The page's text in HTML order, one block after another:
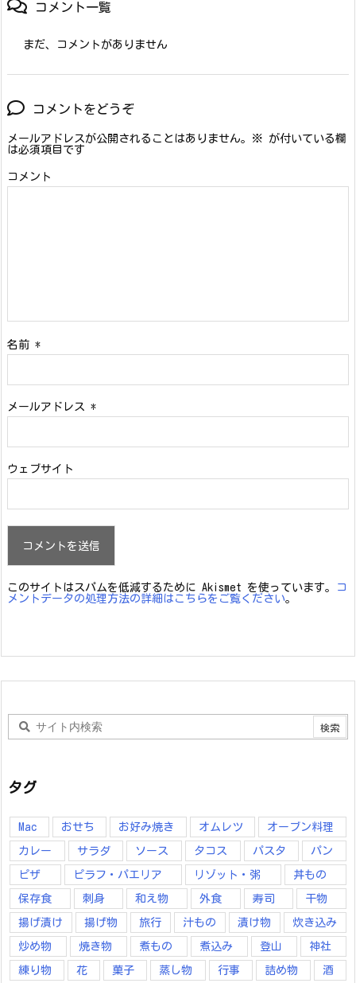
コメント一覧
まだ、コメントがありません
コメントをどうぞ
メールアドレスが公開されることはありません。 ※ が付いている欄
は必須項目です
コメント
名前 *
メールアドレス *
ウェブサイト
このサイトはスパムを低減するために Akismet を使っています。
コ
メントデータの処理方法の詳細はこちらをご覧ください。
タグ
Mac おせち お好み焼き オムレツ オーブン料理
カレー サラダ ソース タコス パスタ パン
ピザ ピラフ・パエリア リゾット・粥 丼もの
保存食 刺身 和え物 外食 寿司 干物
揚げ漬け 揚げ物 旅行 汁もの 漬け物 炊き込み
炒め物 焼き物 煮もの 煮込み 登山 神社
練り物 花 菓子 蒸し物 行事 詰め物 酒